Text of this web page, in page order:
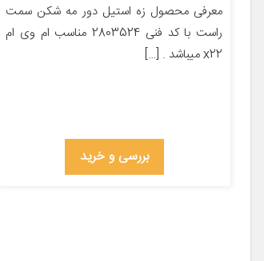
معرفی محصول زه استیل دور مه شکن سمت
راست با کد فنی 2803524 مناسب ام وی ام
x22 میباشد . […]
بررسی و خرید